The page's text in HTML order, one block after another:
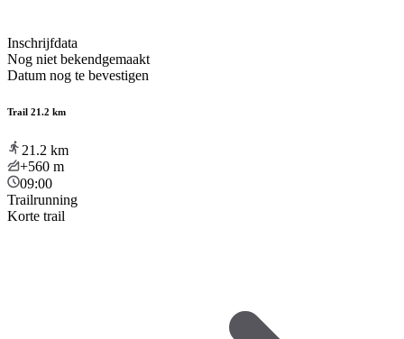
Inschrijfdata
Nog niet bekendgemaakt
Datum nog te bevestigen
Trail 21.2 km
21.2 km
+560 m
09:00
Trailrunning
Korte trail